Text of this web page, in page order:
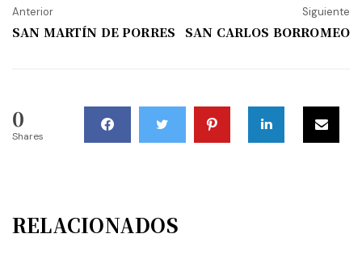
Anterior
SAN MARTÍN DE PORRES
Siguiente
SAN CARLOS BORROMEO
0
Shares
RELACIONADOS